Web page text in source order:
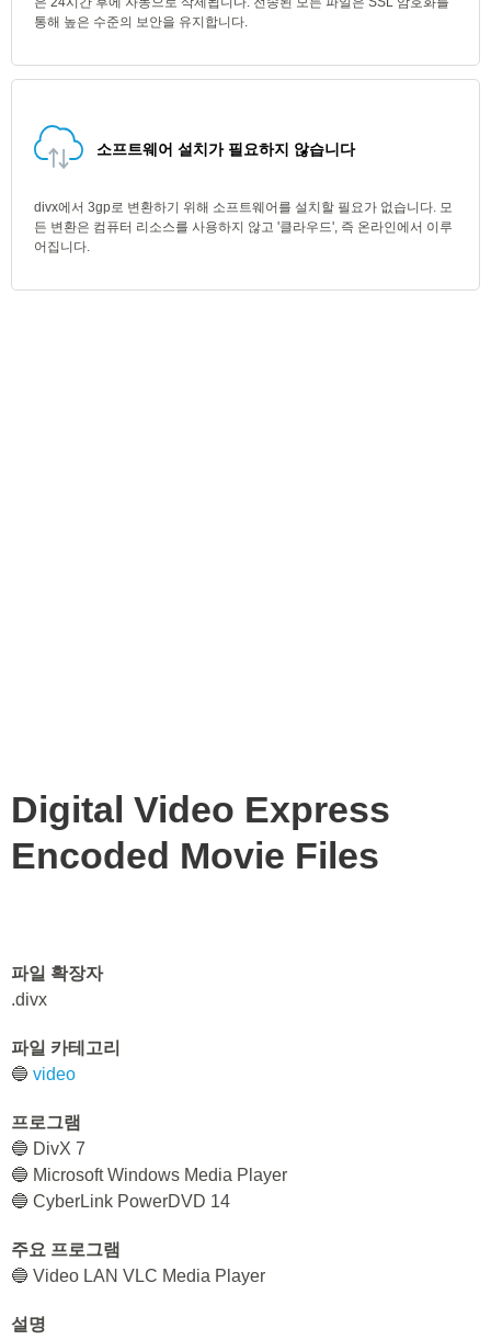
통해 높은 수준의 보안을 유지합니다.
소프트웨어 설치가 필요하지 않습니다
divx에서 3gp로 변환하기 위해 소프트웨어를 설치할 필요가 없습니다. 모
든 변환은 컴퓨터 리소스를 사용하지 않고 '클라우드', 즉 온라인에서 이루
어집니다.
Digital Video Express
Encoded Movie Files
파일 확장자
.divx
파일 카테고리
🔵 video
프로그램
🔵 DivX 7
🔵 Microsoft Windows Media Player
🔵 CyberLink PowerDVD 14
주요 프로그램
🔵 Video LAN VLC Media Player
설명